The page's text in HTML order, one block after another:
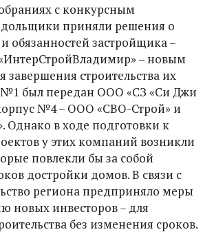
с конкурсным
приняли решения о
обязанностей застройщика –
– новым
завершения строительства их
№1 был передан ООО «СЗ «Си Джи
№4 – ООО «СВО-Строй» и
Однако в ходе подготовки к
у этих компаний возникли
повлекли бы за собой
достройки домов. В связи с
региона предприняло меры
новых инвесторов – для
без изменения сроков.